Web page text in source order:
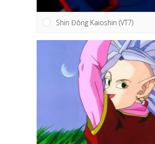
Shin Đông Kaioshin (VT7)